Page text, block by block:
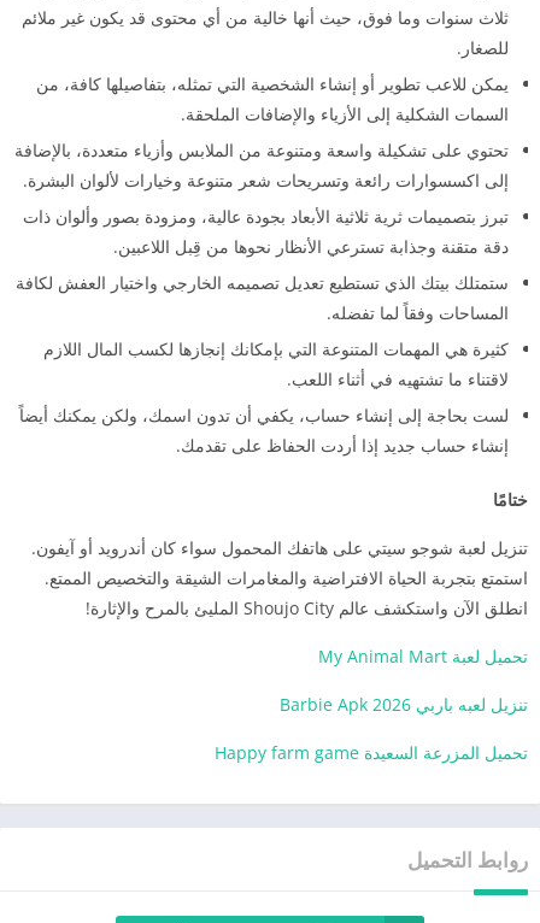
ثلاث سنوات وما فوق، حيث أنها خالية من أي محتوى قد يكون غير ملائم
للصغار.
يمكن للاعب تطوير أو إنشاء الشخصية التي تمثله، بتفاصيلها كافة، من
السمات الشكلية إلى الأزياء والإضافات الملحقة.
تحتوي على تشكيلة واسعة ومتنوعة من الملابس وأزياء متعددة، بالإضافة
إلى اكسسوارات رائعة وتسريحات شعر متنوعة وخيارات لألوان البشرة.
تبرز بتصميمات ثرية ثلاثية الأبعاد بجودة عالية، ومزودة بصور وألوان ذات
دقة متقنة وجذابة تسترعي الأنظار نحوها من قِبل اللاعبين.
ستمتلك بيتك الذي تستطيع تعديل تصميمه الخارجي واختيار العفش لكافة
المساحات وفقاً لما تفضله.
كثيرة هي المهمات المتنوعة التي بإمكانك إنجازها لكسب المال اللازم
لاقتناء ما تشتهيه في أثناء اللعب.
لست بحاجة إلى إنشاء حساب، يكفي أن تدون اسمك، ولكن يمكنك أيضاً
إنشاء حساب جديد إذا أردت الحفاظ على تقدمك.
ختامًا
تنزيل لعبة شوجو سيتي على هاتفك المحمول سواء كان أندرويد أو آيفون.
استمتع بتجربة الحياة الافتراضية والمغامرات الشيقة والتخصيص الممتع.
انطلق الآن واستكشف عالم Shoujo City المليئ بالمرح والإثارة!
تحميل لعبة My Animal Mart
تنزيل لعبه باربي Barbie Apk 2026
تحميل المزرعة السعيدة Happy farm game
روابط التحميل